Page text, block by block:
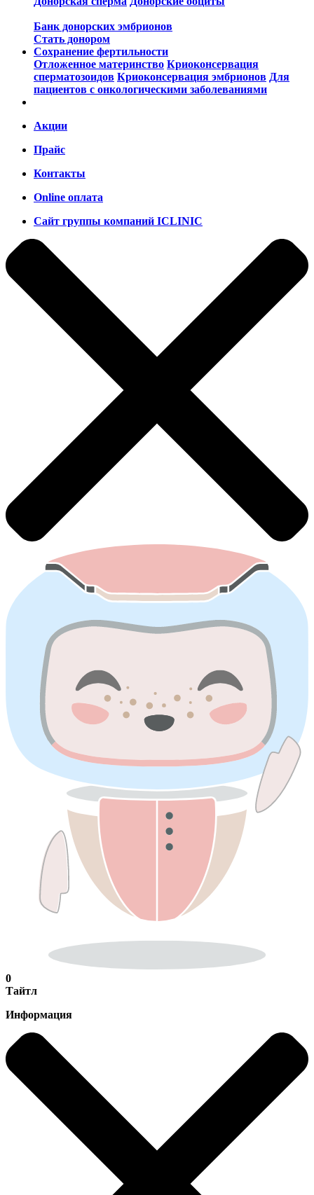
Банк донорских эмбрионов
Стать донором
Сохранение фертильности
Отложенное материнство Криоконсервация
сперматозоидов Криоконсервация эмбрионов Для
пациентов с онкологическими заболеваниями
Акции
Прайс
Контакты
Online оплата
Сайт группы компаний ICLINIC
0
Тайтл
Информация